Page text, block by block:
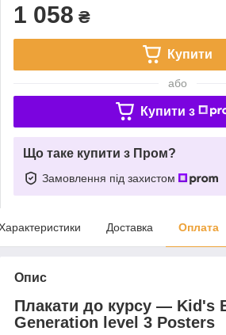
1 058 ₴
Купити
або
Купити з
Що таке купити з Пром?
Замовлення під захистом
Доставка Оплата
Опис
Плакати до курсу — Kid's
Generation level 3 Posters